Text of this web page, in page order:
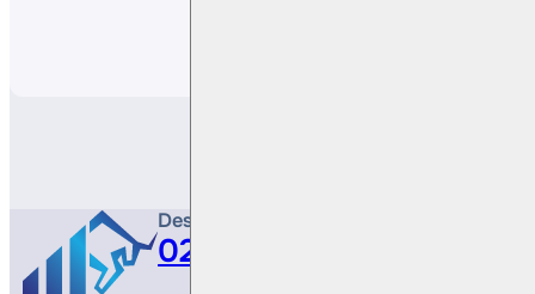
Destek Hattı
0212 410 0500